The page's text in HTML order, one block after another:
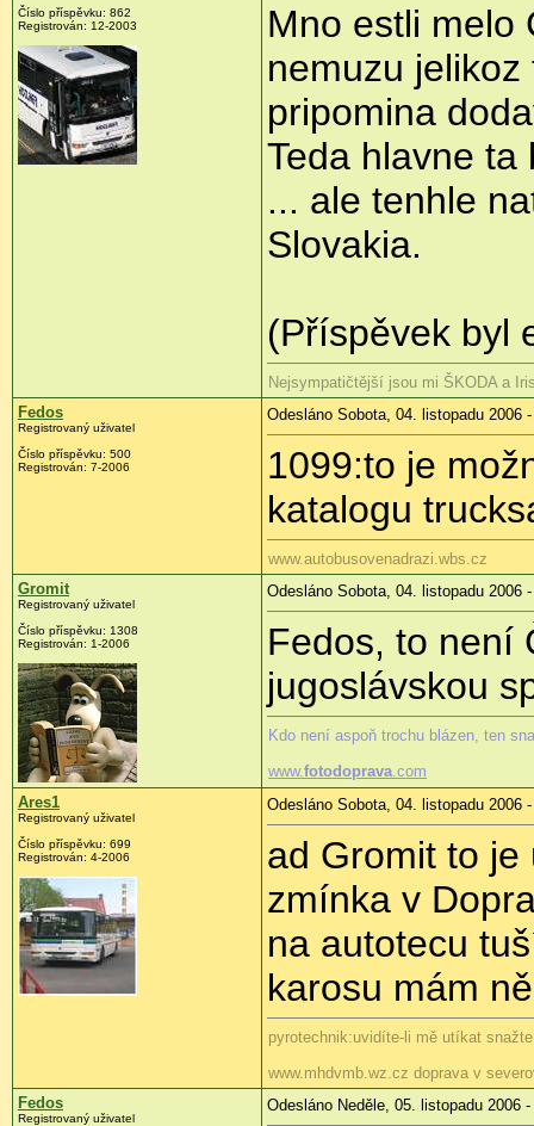
Číslo příspěvku: 862
Registrován: 12-2003
Mno estli melo
nemuzu
pripomina
Teda hlavne ta
... ale tenhle
Slovakia.
(Příspěvek byl
Nejsympatičtější jsou mi ŠKODA a
Fedos
Registrovaný uživatel
Číslo příspěvku: 500
Registrován: 7-2006
Odesláno Sobota, 04. listopadu 2006
1099:to je
katalogu
www.autobusovenadrazi.wbs.cz
Gromit
Registrovaný uživatel
Číslo příspěvku: 1308
Registrován: 1-2006
Odesláno Sobota, 04. listopadu 2006
Fedos, to není
jugoslávskou
Kdo není aspoň trochu blázen, ten
www.fotodoprava .com
Ares1
Registrovaný uživatel
Číslo příspěvku: 699
Registrován: 4-2006
Odesláno Sobota, 04. listopadu 2006
ad Gromit to je
zmínka v
na autotecu
karosu mám
pyrotechnik:uvidíte-li mě utíkat
www.mhdvmb.wz.cz doprava v
Fedos
Registrovaný uživatel
Odesláno Neděle, 05. listopadu 2006 -